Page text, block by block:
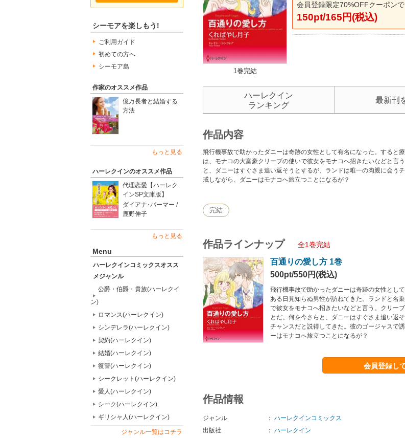
シーモアを楽しもう!
ご利用ガイド
初めての方へ
シーモア島
作家のオススメ作品
億万長者と結婚する
方法
もっと見る
ハーレクインのオススメ作品
代理恋愛【ハーレク
インSP文庫版】
ダイアナ･パーマー /
鹿野伸子
もっと見る
Menu
ハーレクインコミックスオスス
メジャンル
公爵・伯爵・貴族(ハーレクイ
ン)
ロマンス(ハーレクイン)
シンデレラ(ハーレクイン)
契約(ハーレクイン)
結婚(ハーレクイン)
復讐(ハーレクイン)
シークレット(ハーレクイン)
愛人(ハーレクイン)
シーク(ハーレクイン)
ギリシャ人(ハーレクイン)
ジャンル一覧はコチラ
1巻完結
会員登録限定70%OFFクーポンで
150pt/165円(税込)
ハーレクイン
ランキング
最新刊
作品内容
飛行機事故で助かったダニーは奇跡の女性として有名になった。すると
は、モナコの大富豪クリーブの使いで彼女をモナコへ招きたいなどと言
と、ダニーはすぐさま追い返そうとするが、ランドは唯一の肉親に会
戒しながら、ダニーはモナコへ旅立つことになるが？
完結
作品ラインナップ 全1巻完結
百通りの愛し方 1巻
500pt/550円(税込)
飛行機事故で助かったダニーは奇跡の女性とし
ある日見知らぬ男性が訪ねてきた。ランドと名
で彼女をモナコへ招きたいなどと言う。クリー
とだ。何を今さらと、ダニーはすぐさま追い返
チャンスだと説得してきた。彼のゴージャスで
ーはモナコへ旅立つことになるが？
会員登録し
作品情報
ジャンル ： ハーレクインコミックス
出版社
： ハーレクイン